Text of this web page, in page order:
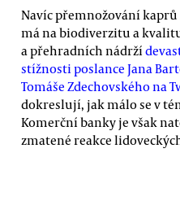
Navíc přemnožování
má na biodiverzitu a
a přehradních nádrží
stížnosti poslance Jana
Tomáše Zdechovského na
dokreslují, jak málo se v
Komerční banky je však
zmatené reakce